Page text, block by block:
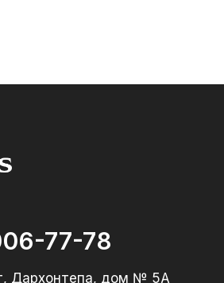
77-78
Дархонтепа, дом № 5А